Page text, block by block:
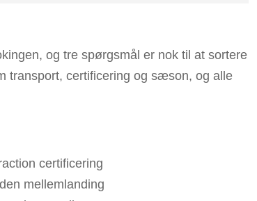
og tre spørgsmål er nok til at sortere
transport, certificering og sæson, og alle
certificering
mellemlanding